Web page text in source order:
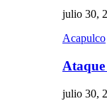
julio 30,
Acapulco
julio 30,